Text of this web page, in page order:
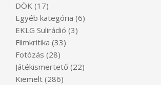
DÖK (17)
Egyéb kategória (6)
EKLG Sulirádió (3)
Filmkritika (33)
Fotózás (28)
Játékismertető (22)
Kiemelt (286)